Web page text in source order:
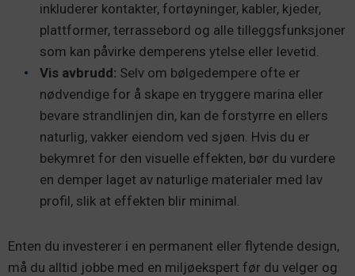
inkluderer kontakter, fortøyninger, kabler, kjeder,
plattformer, terrassebord og alle tilleggsfunksjoner
som kan påvirke demperens ytelse eller levetid.
Vis avbrudd: Selv om bølgedempere ofte er
nødvendige for å skape en tryggere marina eller
bevare strandlinjen din, kan de forstyrre en ellers
naturlig, vakker eiendom ved sjøen. Hvis du er
bekymret for den visuelle effekten, bør du vurdere
en demper laget av naturlige materialer med lav
profil, slik at effekten blir minimal.
Enten du investerer i en permanent eller flytende design,
må du alltid jobbe med en miljøekspert før du velger og